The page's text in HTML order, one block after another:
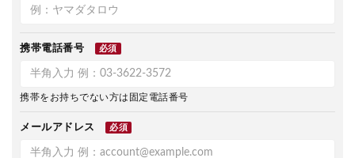
携帯電話番号 必須
携帯をお持ちでない方は固定電話番号
メールアドレス 必須